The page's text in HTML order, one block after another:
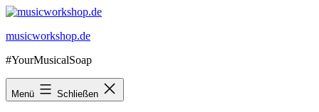
Zum
springen
musicworkshop.de
#YourMusicalSoap
Menü Schließen